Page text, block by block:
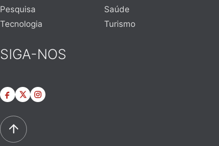
Pesquisa
Saúde
Tecnologia
Turismo
SIGA-NOS